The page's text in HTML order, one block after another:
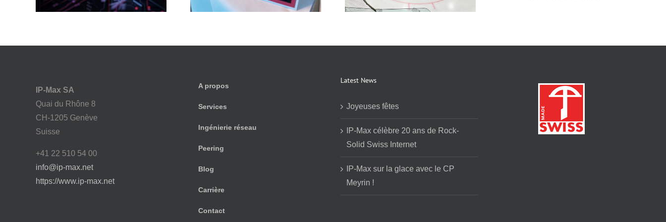
IP-Max SA
Quai du Rhône 8
CH-1205 Genève
Suisse
+41 22 510 54 00
info@ip-max.net
https://www.ip-max.net
A propos
Services
Ingénierie réseau
Peering
Blog
Carrière
Contact
Latest News
Joyeuses fêtes
IP-Max célèbre 20 ans de Rock-
Solid Swiss Internet
IP-Max sur la glace avec le CP
Meyrin !